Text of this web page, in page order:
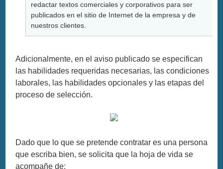
redactar textos comerciales y corporativos para ser
publicados en el sitio de Internet de la empresa y de
nuestros clientes.
Adicionalmente, en el aviso publicado se especifican
las habilidades requeridas necesarias, las condiciones
laborales, las habilidades opcionales y las etapas del
proceso de selección.
Dado que lo que se pretende contratar es una persona
que escriba bien, se solicita que la hoja de vida se
acompañe de: